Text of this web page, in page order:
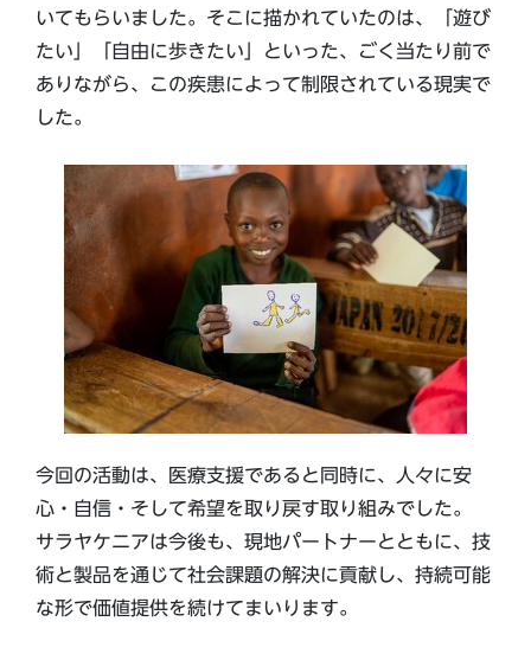
いてもらいました。そこに描かれていたのは、「遊び
たい」「自由に歩きたい」といった、ごく当たり前で
ありながら、この疾患によって制限されている現実で
した。
今回の活動は、医療支援であると同時に、人々に安
心・自信・そして希望を取り戻す取り組みでした。
サラヤケニアは今後も、現地パートナーとともに、技
術と製品を通じて社会課題の解決に貢献し、持続可能
な形で価値提供を続けてまいります。